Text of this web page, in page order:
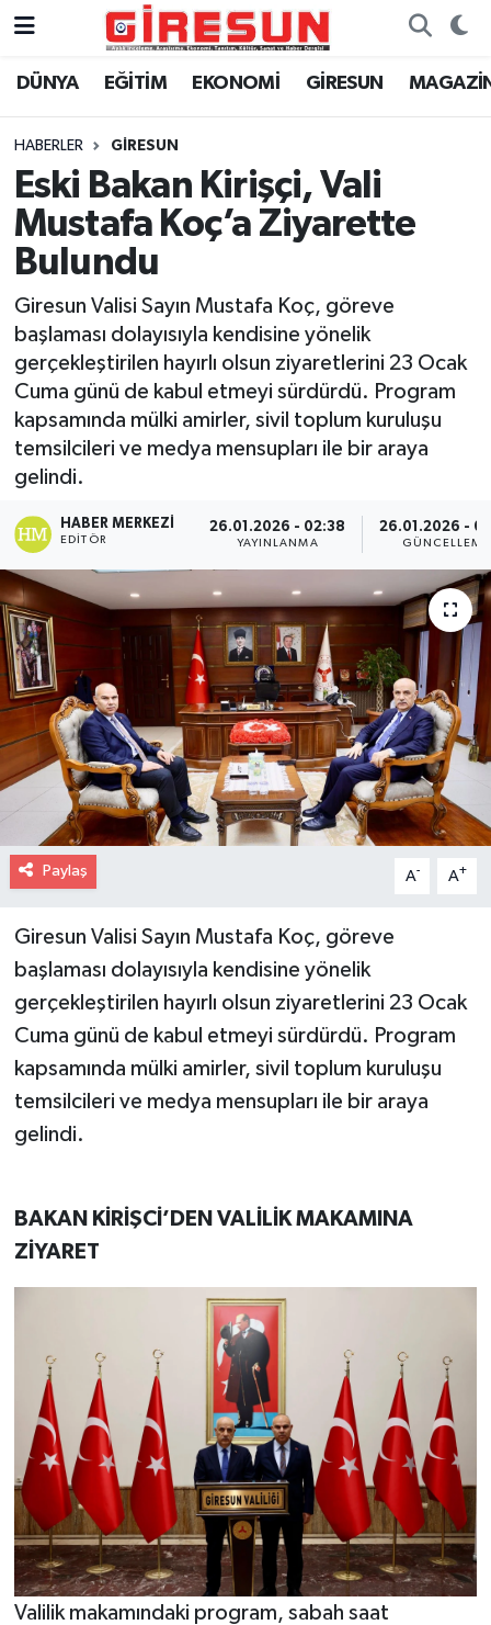
DÜNYA EĞİTİM EKONOMİ GİRESUN
HABERLER GİRESUN
Eski Bakan Kirişçi, Vali
Mustafa Koç’a Ziyarette
Bulundu
Giresun Valisi Sayın Mustafa Koç, göreve
başlaması dolayısıyla kendisine yönelik
gerçekleştirilen hayırlı olsun ziyaretlerini 23 Ocak
Cuma günü de kabul etmeyi sürdürdü. Program
kapsamında mülki amirler, sivil toplum kuruluşu
temsilcileri ve medya mensupları ile bir araya
gelindi.
HABER MERKEZI
EDITÖR
26.01.2026 - 02:38
YAYINLANMA
26.01.2026 -
GÜNCELLEME
Paylaş A- A+
Giresun Valisi Sayın Mustafa Koç, göreve
başlaması dolayısıyla kendisine yönelik
gerçekleştirilen hayırlı olsun ziyaretlerini 23 Ocak
Cuma günü de kabul etmeyi sürdürdü. Program
kapsamında mülki amirler, sivil toplum kuruluşu
temsilcileri ve medya mensupları ile bir araya
gelindi.
BAKAN KİRİŞCİ’DEN VALİLİK MAKAMINA
ZİYARET
Valilik makamındaki program, sabah saat
Hava Durumu
Trafik Durumu
Süper Lig Puan Durumu ve Fikstür
Tüm Manşetler
Son Dakika Haberleri
Haber Arşivi